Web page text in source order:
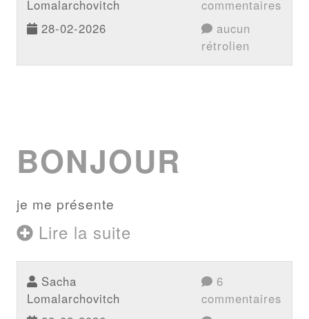
Lomalarchovitch
28-02-2026
commentaires
aucun
rétrolien
BONJOUR
je me présente
Lire la suite
Sacha
Lomalarchovitch
6
commentaires